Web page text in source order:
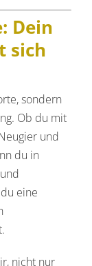
Dein
sich
sondern
Ob du mit
und
du in
eine
nicht nur